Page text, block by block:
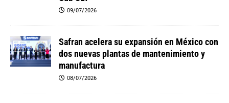
09/07/2026
Safran acelera su expansión en México con
dos nuevas plantas de mantenimiento y
manufactura
08/07/2026